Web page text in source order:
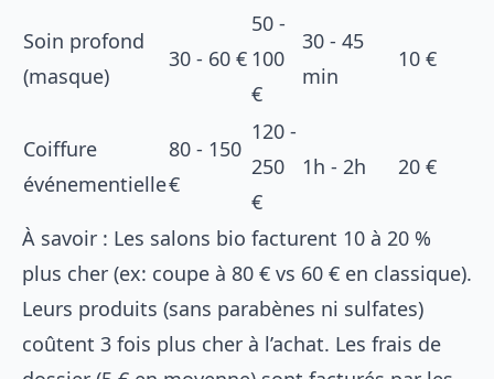
Soin profond
(masque)
30 - 60 €
50 -
100
€
30 - 45
min
10 €
Coiffure
événementielle
80 - 150
€
120 -
250
€
1h - 2h 20 €
À savoir : Les salons bio facturent 10 à 20 %
plus cher (ex: coupe à 80 € vs 60 € en classique).
Leurs produits (sans parabènes ni sulfates)
coûtent 3 fois plus cher à l’achat. Les frais de